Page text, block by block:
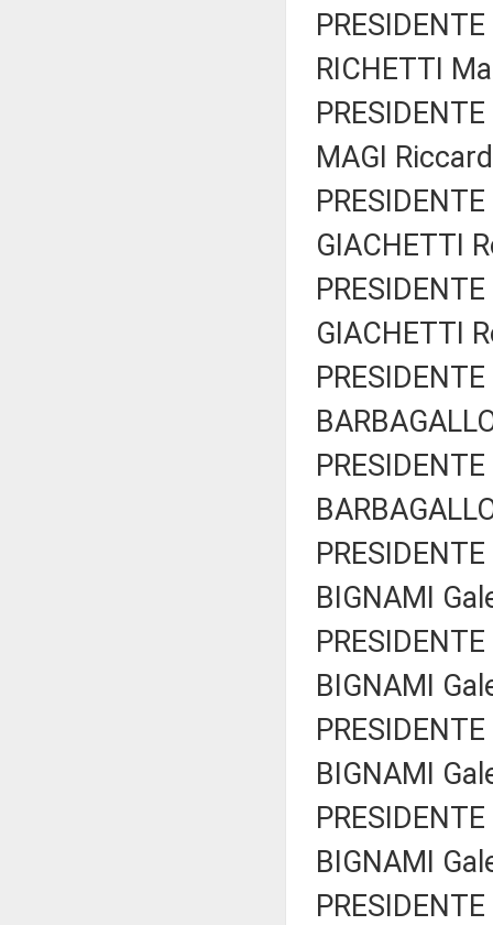
RICHETTI
MAGI
GIACHETTI
GIACHETTI
BIGNAMI
BIGNAMI
BIGNAMI
BIGNAMI